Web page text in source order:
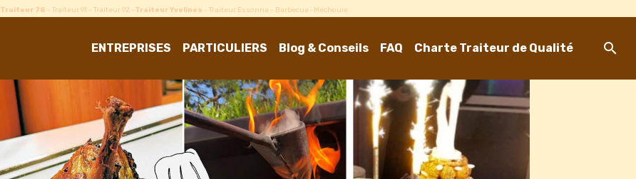
Traiteur 78 - Traiteur 91 - Traiteur 92 -Traiteur Yvelines - Traiteur Essonne - Barbecue -Méchouie
ENTREPRISES PARTICULIERS Blog & Conseils FAQ Charte Traiteur de Qualité